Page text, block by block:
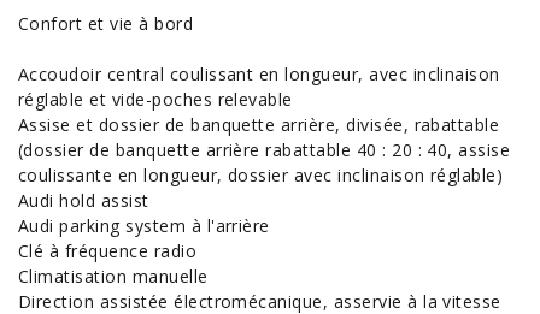
Confort et vie à bord
Accoudoir central coulissant en longueur, avec inclinaison
réglable et vide-poches relevable
Assise et dossier de banquette arrière, divisée, rabattable
(dossier de banquette arrière rabattable 40 : 20 : 40, assise
coulissante en longueur, dossier avec inclinaison réglable)
Audi hold assist
Audi parking system à l'arrière
Clé à fréquence radio
Climatisation manuelle
Direction assistée électromécanique, asservie à la vitesse